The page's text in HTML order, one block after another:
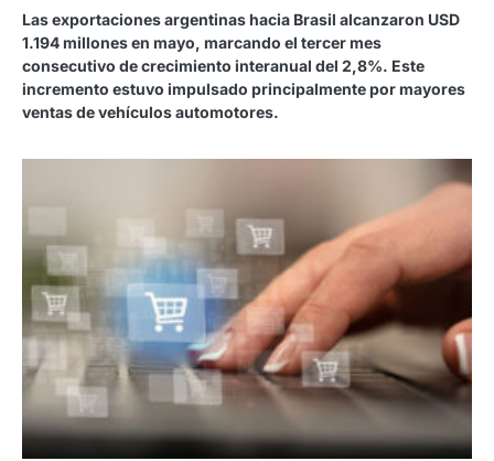
Las exportaciones argentinas hacia Brasil alcanzaron USD
1.194 millones en mayo, marcando el tercer mes
consecutivo de crecimiento interanual del 2,8%. Este
incremento estuvo impulsado principalmente por mayores
ventas de vehículos automotores.